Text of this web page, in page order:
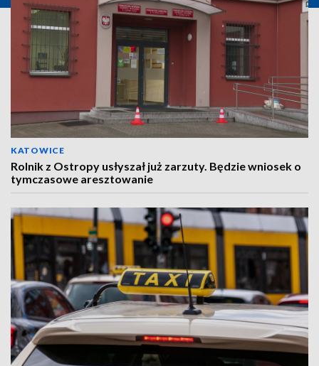
KATOWICE
Rolnik z Ostropy usłyszał już zarzuty. Będzie wniosek o
tymczasowe aresztowanie